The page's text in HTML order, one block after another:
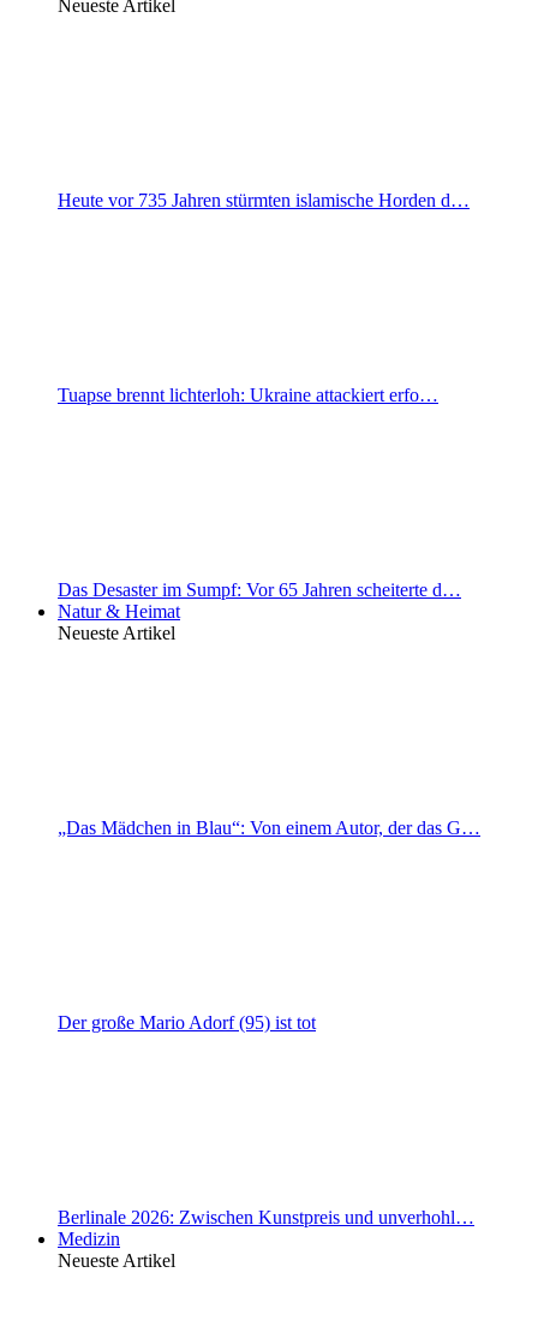
Neueste Artikel
Heute vor 735 Jahren stürmten islamische Horden d…
Tuapse brennt lichterloh: Ukraine attackiert erfo…
Das Desaster im Sumpf: Vor 65 Jahren scheiterte d…
Natur & Heimat
Neueste Artikel
„Das Mädchen in Blau“: Von einem Autor, der das G…
Der große Mario Adorf (95) ist tot
Berlinale 2026: Zwischen Kunstpreis und unverhohl…
Medizin
Neueste Artikel